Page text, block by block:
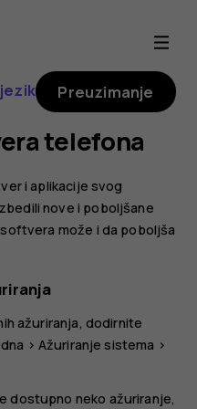
Preuzimanje
telefona
i aplikacije svog
nove i poboljšane
može i da poboljša
ažuriranja, dodirnite
> Ažuriranje sistema >
dostupno neko ažuriranje,